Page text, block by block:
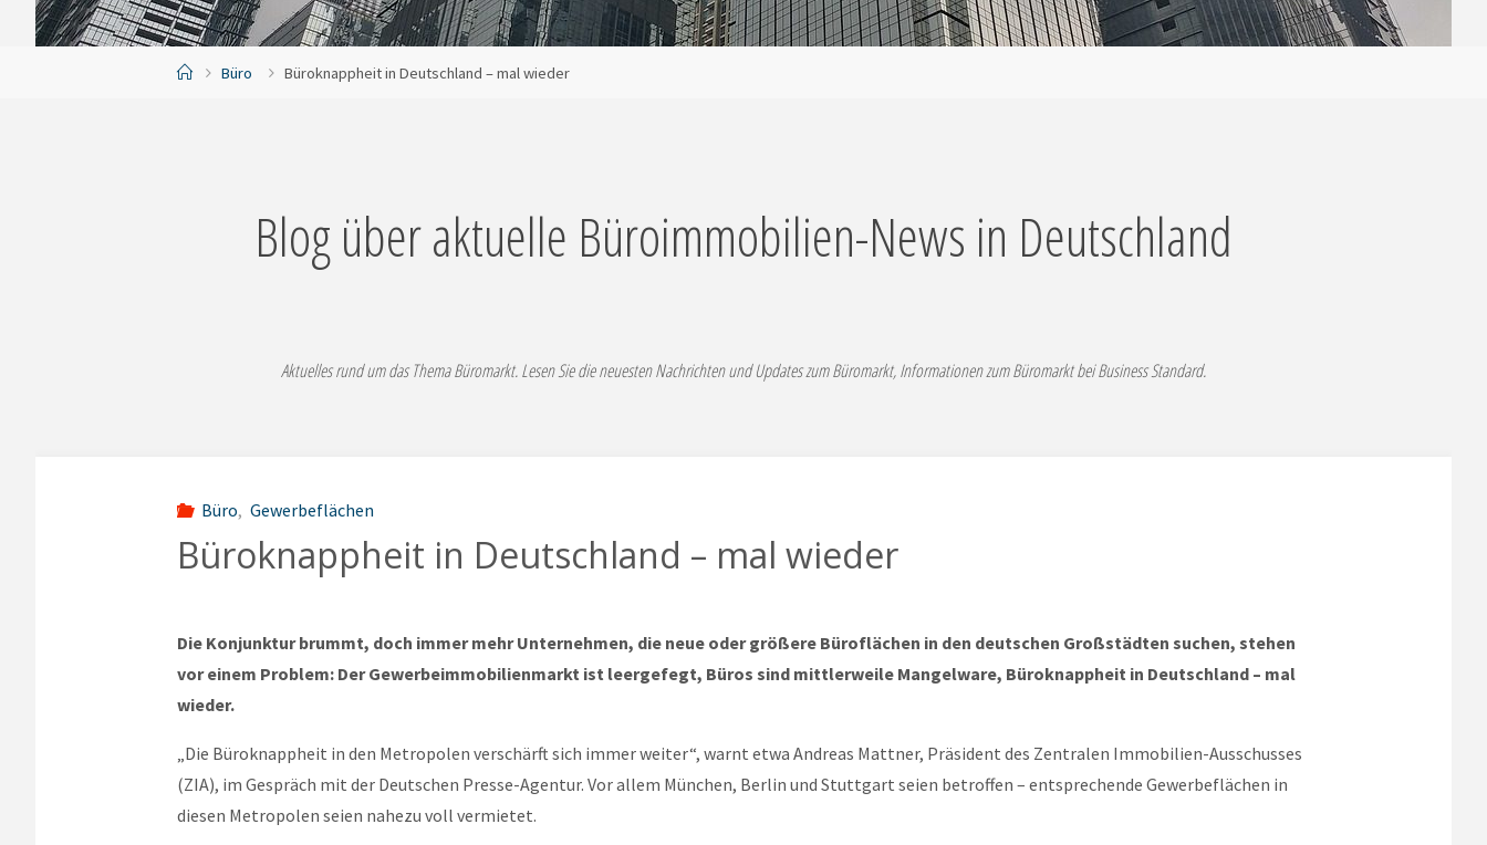
StartBüro Büroknappheit in Deutschland – mal wieder
Blog über aktuelle Büroimmobilien-News in Deutschland
Aktuelles rund um das Thema Büromarkt. Lesen Sie die neuesten Nachrichten und Updates zum Büromarkt, Informationen zum Büromarkt bei Business Standard.
Büro, Gewerbeflächen
Büroknappheit in Deutschland – mal wieder
Die Konjunktur brummt, doch immer mehr Unternehmen, die neue oder größere Büroflächen in den deutschen Großstädten suchen, stehen
vor einem Problem: Der Gewerbeimmobilienmarkt ist leergefegt, Büros sind mittlerweile Mangelware, Büroknappheit in Deutschland – mal
wieder.
„Die Büroknappheit in den Metropolen verschärft sich immer weiter“, warnt etwa Andreas Mattner, Präsident des Zentralen Immobilien-Ausschusses
(ZIA), im Gespräch mit der Deutschen Presse-Agentur. Vor allem München, Berlin und Stuttgart seien betroffen – entsprechende Gewerbeflächen in
diesen Metropolen seien nahezu voll vermietet.